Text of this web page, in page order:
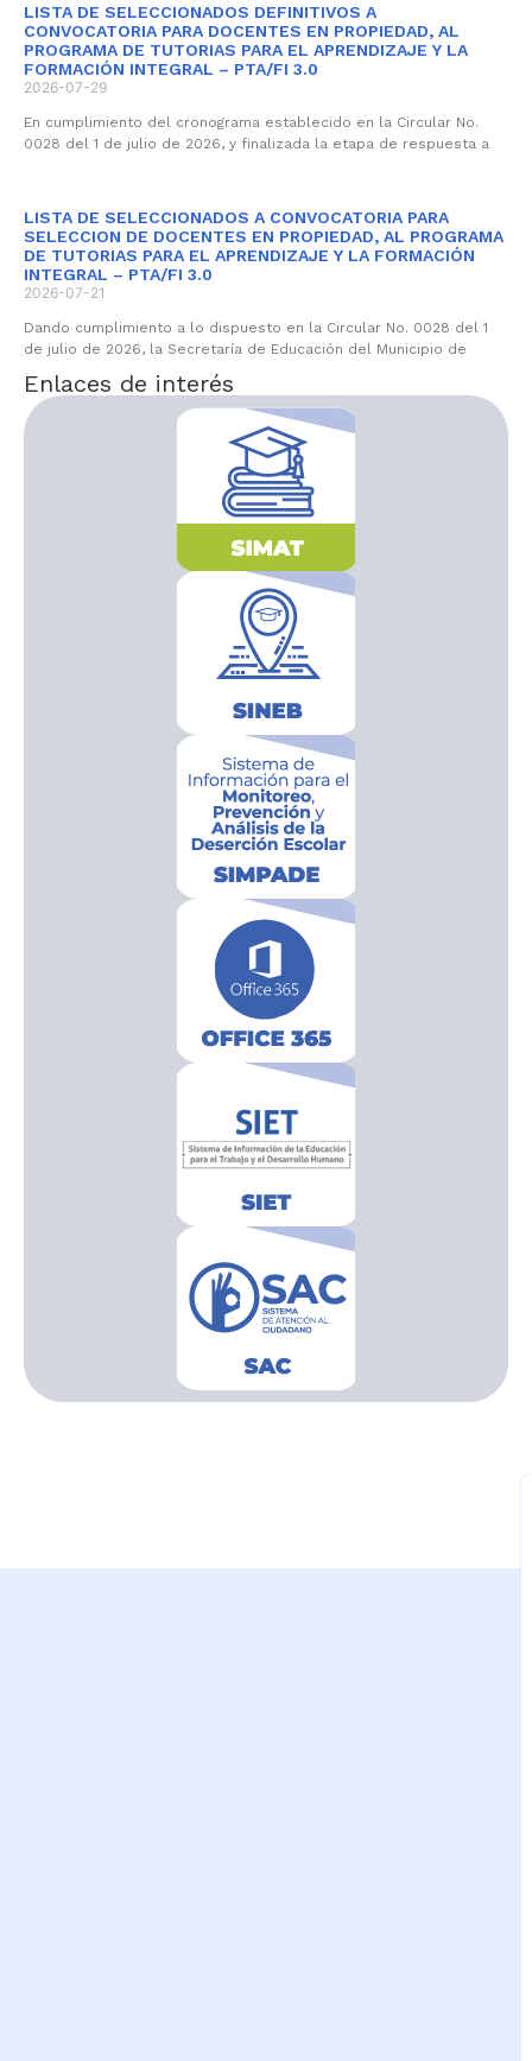
LISTA DE SELECCIONADOS DEFINITIVOS A
CONVOCATORIA PARA DOCENTES EN PROPIEDAD, AL
PROGRAMA DE TUTORIAS PARA EL APRENDIZAJE Y LA
FORMACIÓN INTEGRAL – PTA/FI 3.0
2026-07-29
En cumplimiento del cronograma establecido en la Circular No.
0028 del 1 de julio de 2026, y finalizada la etapa de respuesta a
LISTA DE SELECCIONADOS A CONVOCATORIA PARA
SELECCION DE DOCENTES EN PROPIEDAD, AL PROGRAMA
DE TUTORIAS PARA EL APRENDIZAJE Y LA FORMACIÓN
INTEGRAL – PTA/FI 3.0
2026-07-21
Dando cumplimiento a lo dispuesto en la Circular No. 0028 del 1
de julio de 2026, la Secretaría de Educación del Municipio de
Enlaces de interés